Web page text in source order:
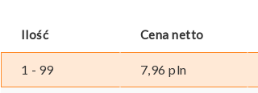
Ilość Cena netto
1 - 99 7,96pln